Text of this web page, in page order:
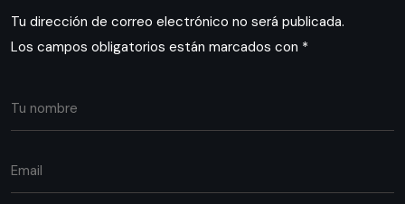
Tu dirección de correo electrónico no será publicada.
Los campos obligatorios están marcados con *